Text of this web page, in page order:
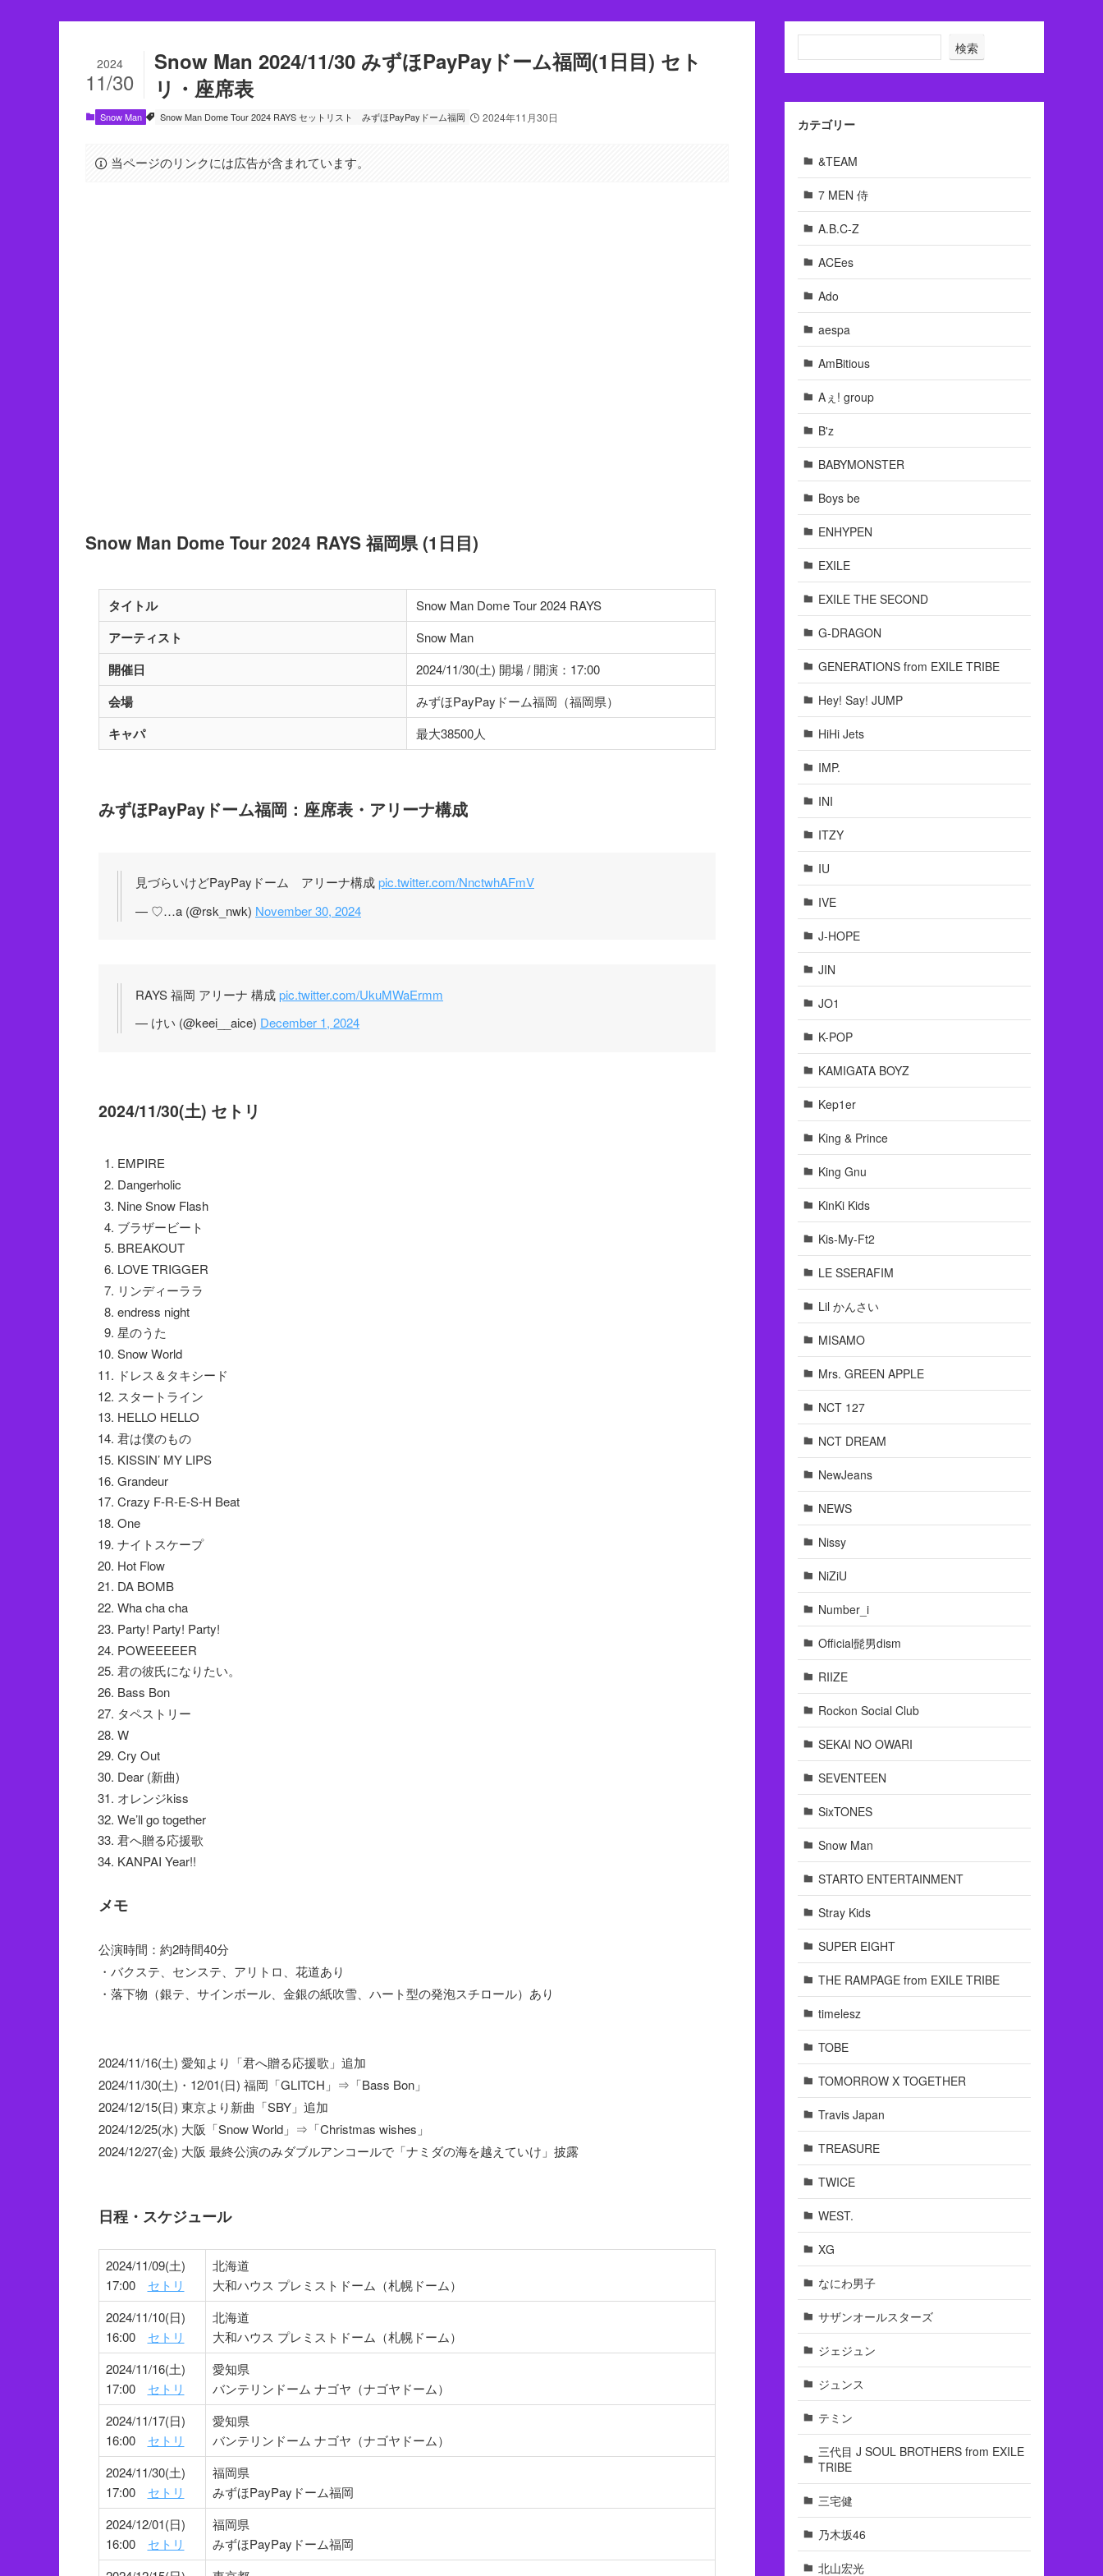
Snow Man 2024/11/30 みずほPayPayドーム福岡(1日目) セト
リ・座席表
2024
11/30
Snow Man Snow Man Dome Tour 2024 RAYS セットリスト みずほPayPayドーム福岡 2024年11月30日
当ページのリンクには広告が含まれています。
Snow Man Dome Tour 2024 RAYS 福岡県 (1日目)
タイトル Snow Man Dome Tour 2024 RAYS
アーティスト Snow Man
開催日 2024/11/30(土) 開場 / 開演：17:00
会場 みずほPayPayドーム福岡（福岡県）
キャパ 最大38500人
みずほPayPayドーム福岡：座席表・アリーナ構成
見づらいけどPayPayドーム アリーナ構成pic.twitter.com/NnctwhAFmV
— ♡…a (@rsk_nwk) November 30, 2024
RAYS 福岡 アリーナ 構成pic.twitter.com/UkuMWaErmm
— けい (@keei__aice) December 1, 2024
2024/11/30(土) セトリ
EMPIRE
Dangerholic
Nine Snow Flash
ブラザービート
BREAKOUT
LOVE TRIGGER
リンディーララ
endress night
星のうた
Snow World
ドレス＆タキシード
スタートライン
HELLO HELLO
君は僕のもの
KISSIN’ MY LIPS
Grandeur
Crazy F-R-E-S-H Beat
One
ナイトスケープ
Hot Flow
DA BOMB
Wha cha cha
Party! Party! Party!
POWEEEEER
君の彼氏になりたい。
Bass Bon
タペストリー
W
Cry Out
Dear (新曲)
オレンジkiss
We’ll go together
君へ贈る応援歌
KANPAI Year!!
メモ
公演時間：約2時間40分
・バクステ、センステ、アリトロ、花道あり
・落下物（銀テ、サインボール、金銀の紙吹雪、ハート型の発泡スチロール）あり
2024/11/16(土) 愛知より「君へ贈る応援歌」追加
2024/11/30(土)・12/01(日) 福岡「GLITCH」⇒「Bass Bon」
2024/12/15(日) 東京より新曲「SBY」追加
2024/12/25(水) 大阪「Snow World」⇒「Christmas wishes」
2024/12/27(金) 大阪 最終公演のみダブルアンコールで「ナミダの海を越えていけ」披露
日程・スケジュール
2024/11/09(土)
17:00 セトリ
北海道
大和ハウス プレミストドーム（札幌ドーム）
2024/11/10(日)
16:00 セトリ
北海道
大和ハウス プレミストドーム（札幌ドーム）
2024/11/16(土)
17:00 セトリ
愛知県
バンテリンドーム ナゴヤ（ナゴヤドーム）
2024/11/17(日)
16:00 セトリ
愛知県
バンテリンドーム ナゴヤ（ナゴヤドーム）
2024/11/30(土)
17:00 セトリ
福岡県
みずほPayPayドーム福岡
2024/12/01(日)
16:00 セトリ
福岡県
みずほPayPayドーム福岡
検索
カテゴリー
&TEAM
7 MEN 侍
A.B.C-Z
ACEes
Ado
aespa
AmBitious
Aぇ! group
B'z
BABYMONSTER
Boys be
ENHYPEN
EXILE
EXILE THE SECOND
G-DRAGON
GENERATIONS from EXILE TRIBE
Hey! Say! JUMP
HiHi Jets
IMP.
INI
ITZY
IU
IVE
J-HOPE
JIN
JO1
K-POP
KAMIGATA BOYZ
Kep1er
King & Prince
King Gnu
KinKi Kids
Kis-My-Ft2
LE SSERAFIM
Lil かんさい
MISAMO
Mrs. GREEN APPLE
NCT 127
NCT DREAM
NewJeans
NEWS
Nissy
NiZiU
Number_i
Official髭男dism
RIIZE
Rockon Social Club
SEKAI NO OWARI
SEVENTEEN
SixTONES
Snow Man
STARTO ENTERTAINMENT
Stray Kids
SUPER EIGHT
THE RAMPAGE from EXILE TRIBE
timelesz
TOBE
TOMORROW X TOGETHER
Travis Japan
TREASURE
TWICE
WEST.
XG
なにわ男子
サザンオールスターズ
ジェジュン
ジュンス
テミン
三代目 J SOUL BROTHERS from EXILE
TRIBE
三宅健
乃木坂46
北山宏光